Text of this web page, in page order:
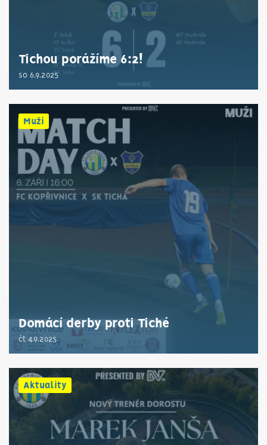
Tichou porážíme 6:2!
so 6.9.2025
Muži
Domácí derby proti Tiché
čt 4.9.2025
Aktuality